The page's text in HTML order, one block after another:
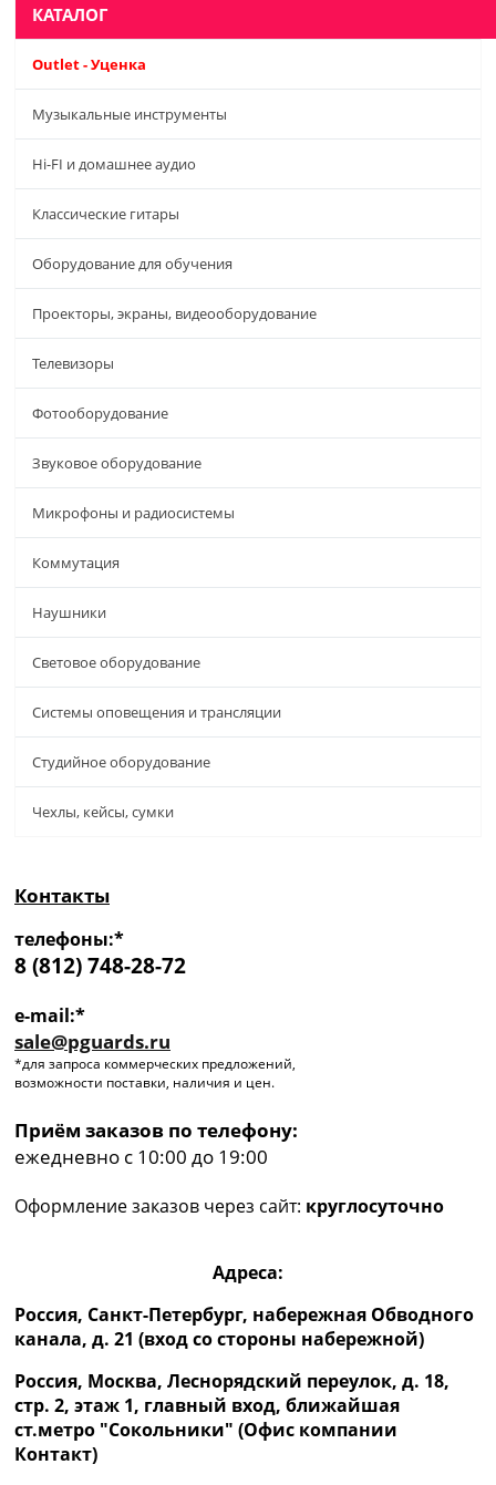
КАТАЛОГ
Outlet - Уценка
Музыкальные инструменты
Hi-FI и домашнее аудио
Классические гитары
Оборудование для обучения
Проекторы, экраны, видеооборудование
Телевизоры
Фотооборудование
Звуковое оборудование
Микрофоны и радиосистемы
Коммутация
Наушники
Световое оборудование
Системы оповещения и трансляции
Студийное оборудование
Чехлы, кейсы, сумки
Контакты
телефоны:*
8 (812) 748-28-72
e-mail:*
sale@pguards.ru
*для запроса коммерческих предложений,
возможности поставки, наличия и цен.
Приём заказов по телефону:
ежедневно с 10:00 до 19:00
Оформление заказов через сайт: круглосуточно
Адреса:
Россия, Санкт-Петербург, набережная Обводного
канала, д. 21 (вход со стороны набережной)
Россия, Москва, Леснорядский переулок, д. 18,
стр. 2, этаж 1, главный вход, ближайшая
ст.метро "Сокольники" (Офис компании
Контакт)